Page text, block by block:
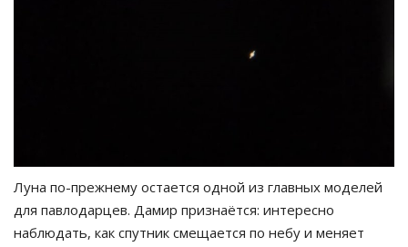
Луна по-прежнему остается одной из главных моделей
для павлодарцев. Дамир признаётся: интересно
наблюдать, как спутник смещается по небу и меняет